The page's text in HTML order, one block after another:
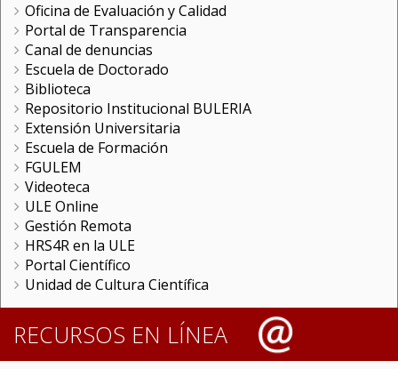
Oficina de Evaluación y Calidad
Portal de Transparencia
Canal de denuncias
Escuela de Doctorado
Biblioteca
Repositorio Institucional BULERIA
Extensión Universitaria
Escuela de Formación
FGULEM
Videoteca
ULE Online
Gestión Remota
HRS4R en la ULE
Portal Científico
Unidad de Cultura Científica
RECURSOS EN LÍNEA